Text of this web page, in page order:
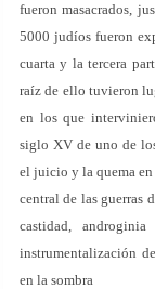
fueron masacrados,
5000 judíos fueron
cuarta y la tercera
raíz de ello tuvieron
en los que
siglo XV de uno de
el juicio y la quema en
central de las guerras
castidad,
instrumentalización
en la sombra